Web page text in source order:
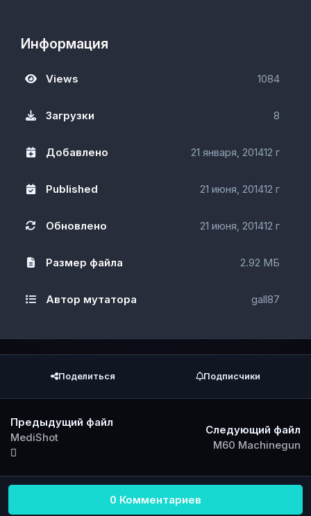
Информация
Views 1084
Загрузки 8
Добавлено 21 января, 201412 г
Published 21 июня, 201412 г
Обновлено 21 июня, 201412 г
Размер файла 2.92 МБ
Автор мутатора gall87
Поделиться Подписчики
Предыдущий файл
MediShot
Следующий файл
M60 Machinegun
0 Комментариев